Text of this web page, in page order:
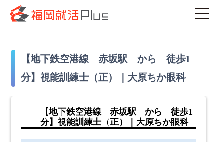
【地下鉄空港線 赤坂駅 から 徒歩1
分】視能訓練士（正）｜大原ちか眼科
【地下鉄空港線 赤坂駅 から 徒歩1
分】視能訓練士（正）｜大原ちか眼科